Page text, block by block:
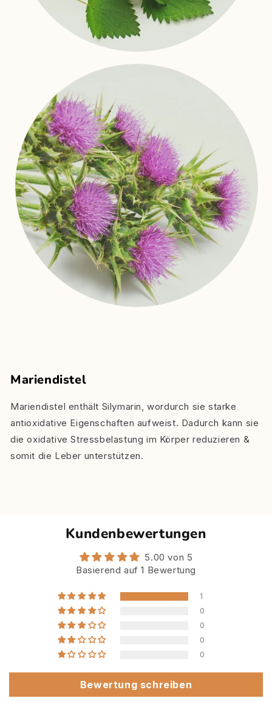
Mariendistel
Mariendistel enthält Silymarin, wordurch sie starke
antioxidative Eigenschaften aufweist. Dadurch kann sie
die oxidative Stressbelastung im Körper reduzieren &
somit die Leber unterstützen.
Kundenbewertungen
5.00 von 5
Basierend auf 1 Bewertung
1
0
0
0
0
Bewertung schreiben